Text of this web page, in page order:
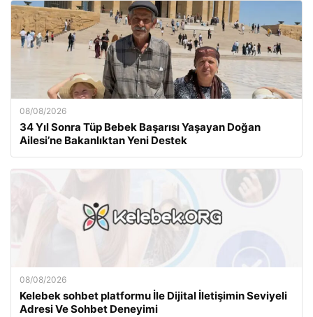
08/08/2026
34 Yıl Sonra Tüp Bebek Başarısı Yaşayan Doğan
Ailesi’ne Bakanlıktan Yeni Destek
08/08/2026
Kelebek sohbet platformu İle Dijital İletişimin Seviyeli
Adresi Ve Sohbet Deneyimi